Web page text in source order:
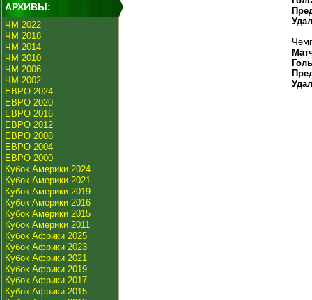
АРХИВЫ:
ЧМ 2022
ЧМ 2018
ЧМ 2014
ЧМ 2010
ЧМ 2006
ЧМ 2002
ЕВРО 2024
ЕВРО 2020
ЕВРО 2016
ЕВРО 2012
ЕВРО 2008
ЕВРО 2004
ЕВРО 2000
Кубок Америки 2024
Кубок Америки 2021
Кубок Америки 2019
Кубок Америки 2016
Кубок Америки 2015
Кубок Америки 2011
Кубок Африки 2025
Кубок Африки 2023
Кубок Африки 2021
Кубок Африки 2019
Кубок Африки 2017
Кубок Африки 2015